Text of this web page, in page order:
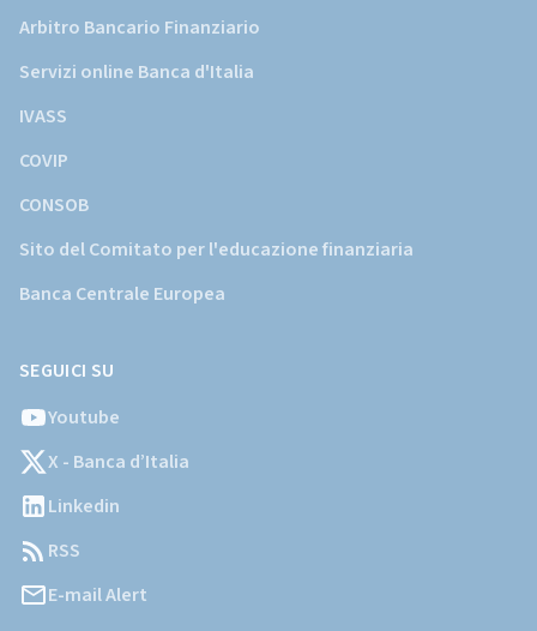
Arbitro Bancario Finanziario
Servizi online Banca d'Italia
IVASS
COVIP
CONSOB
Sito del Comitato per l'educazione finanziaria
Banca Centrale Europea
SEGUICI SU
Youtube
X - Banca d’Italia
Linkedin
RSS
E-mail Alert